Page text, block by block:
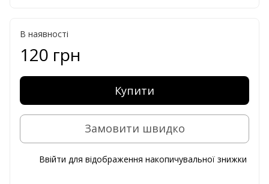
В наявності
120 грн
Купити
Замовити швидко
Ввійти для відображення накопичувальної знижки